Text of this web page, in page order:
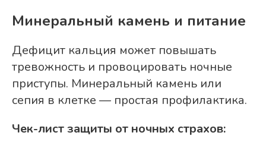
Минеральный камень и питание
Дефицит кальция может повышать
тревожность и провоцировать ночные
приступы. Минеральный камень или
сепия в клетке — простая профилактика.
Чек-лист защиты от ночных страхов: